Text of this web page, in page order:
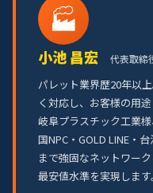
🏭
小池 昌宏 代表取締
パレット業界歴20年以
く対応し、お客様の用
岐阜プラスチック工業
国NPC・GOLD LINE・
まで強固なネットワー
最安値水準を実現します。